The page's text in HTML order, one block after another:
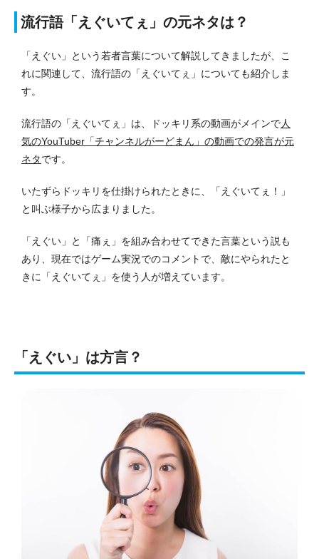
流行語「えぐいてぇ」の元ネタは？
「えぐい」という若者言葉について解説してきましたが、こ
れに関連して、流行語の「えぐいてぇ」についても紹介しま
す。
流行語の「えぐいてぇ」は、ドッキリ系の動画がメインで人
気のYouTuber「チャンネルがーどまん」の動画での発言が元
ネタです。
いたずらドッキリを仕掛けられたときに、「えぐいてぇ！」
と叫ぶ様子から広まりました。
「えぐい」と「痛ぇ」を組み合わせてできた言葉という説も
あり、現在ではゲーム実況でのコメントで、敵にやられたと
きに「えぐいてぇ」を使う人が増えています。
「えぐい」は方言？